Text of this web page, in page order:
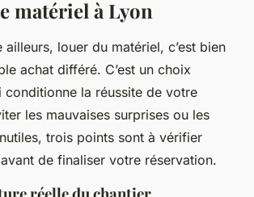
matériel à Lyon
ailleurs, louer du matériel, c’est bien
achat différé. C’est un choix
conditionne la réussite de votre
les mauvaises surprises ou les
trois points sont à vérifier
de finaliser votre réservation.